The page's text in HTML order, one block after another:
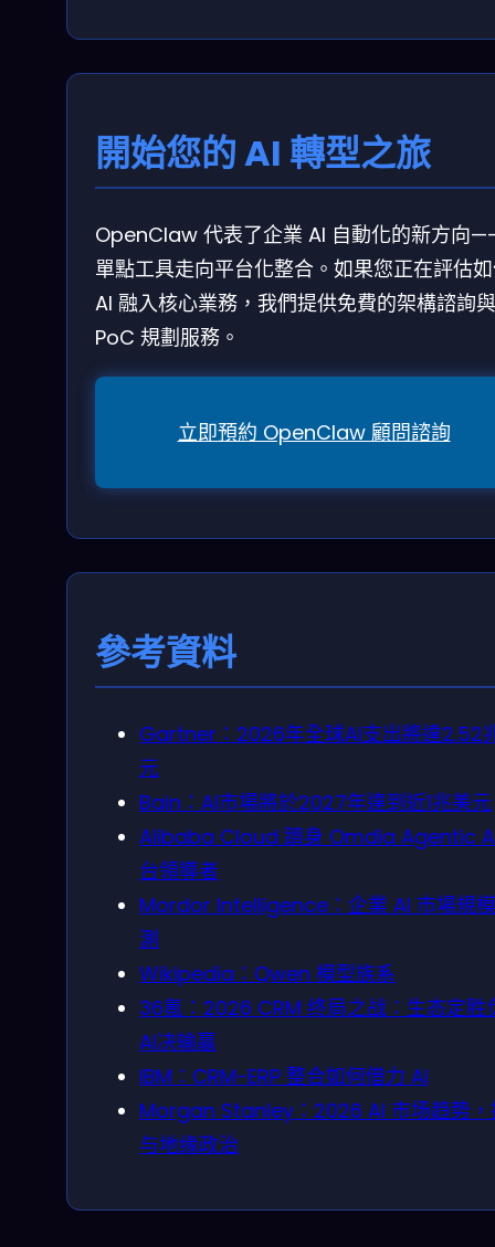
開始您的 AI 轉型之旅
OpenClaw 代表了企業 AI 自動化的新方向
單點工具走向平台化整合。如果您正在評估
AI 融入核心業務，我們提供免費的架構諮詢與
PoC 規劃服務。
立即預約 OpenClaw 顧問諮詢
參考資料
Gartner：2026年全球AI支出將達2.52
元
Bain：AI市場將於2027年達到近1兆美元
Alibaba Cloud 躋身 Omdia Agentic
台領導者
Mordor Intelligence：企業 AI 市場規
測
Wikipedia：Qwen 模型族系
36氪：2026 CRM 终局之战：生态定胜
AI决输赢
IBM：CRM-ERP 整合如何借力 AI
Morgan Stanley：2026 AI 市场趋势，
与地缘政治